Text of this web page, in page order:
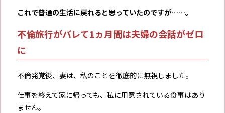
これで普通の生活に戻れると思っていたのですが……。
不倫旅行がバレて1ヵ月間は夫婦の会話がゼロ
に
不倫発覚後、妻は、私のことを徹底的に無視しました。
仕事を終えて家に帰っても、私に用意されている食事はあり
ません。